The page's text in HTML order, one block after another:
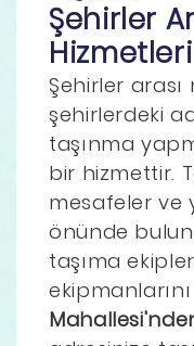
Şehirler
Hizmetleri
Şehirler arası
şehirlerdeki
taşınma
bir hizmettir.
mesafeler ve
önünde
taşıma